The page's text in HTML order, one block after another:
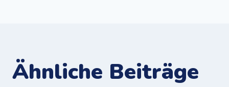
Ähnliche Beiträge